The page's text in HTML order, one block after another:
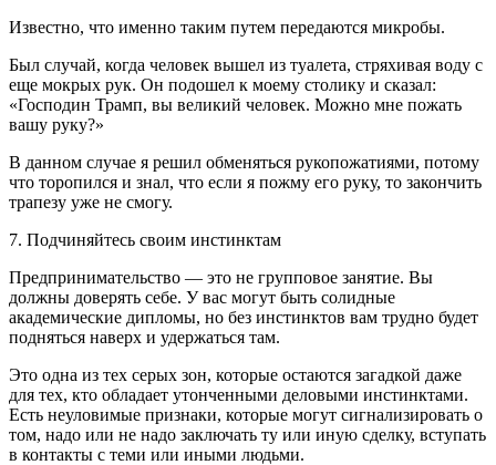
Известно, что именно таким путем передаются микробы.
Был случай, когда человек вышел из туалета, стряхивая воду с
еще мокрых рук. Он подошел к моему столику и сказал:
«Господин Трамп, вы великий человек. Можно мне пожать
вашу руку?»
В данном случае я решил обменяться рукопожатиями, потому
что торопился и знал, что если я пожму его руку, то закончить
трапезу уже не смогу.
7. Подчиняйтесь своим инстинктам
Предпринимательство — это не групповое занятие. Вы
должны доверять себе. У вас могут быть солидные
академические дипломы, но без инстинктов вам трудно будет
подняться наверх и удержаться там.
Это одна из тех серых зон, которые остаются загадкой даже
для тех, кто обладает утонченными деловыми инстинктами.
Есть неуловимые признаки, которые могут сигнализировать о
том, надо или не надо заключать ту или иную сделку, вступать
в контакты с теми или иными людьми.